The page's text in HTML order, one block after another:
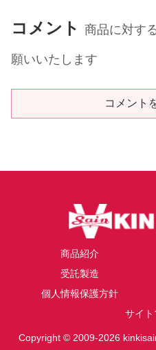
コメント 商品に対す
願いいたします
コメント
商品紹介
受託製造
個人情報保護方針
サイ
Copyright © 2009-2026